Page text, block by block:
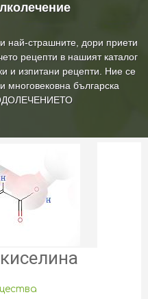
най-страшните, дори приети
рецепти в нашият каталог
и изпитани рецепти. Ние се
българска